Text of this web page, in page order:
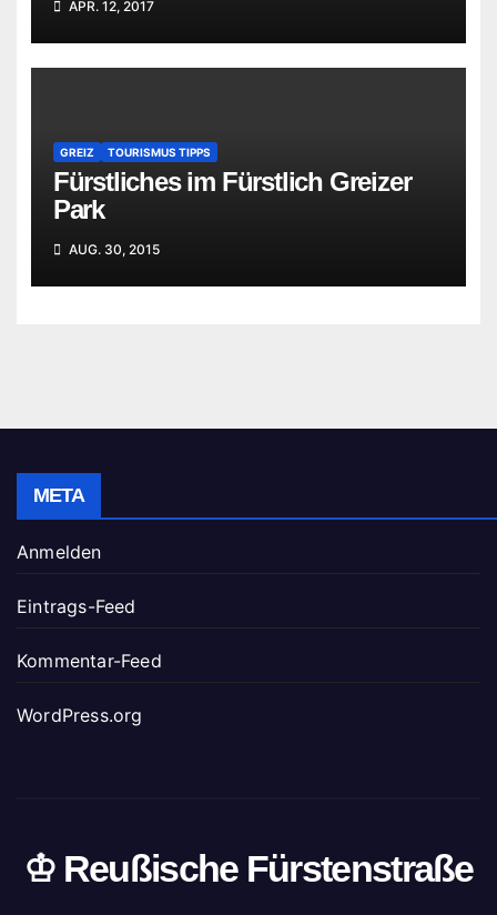
APR. 12, 2017
GREIZ TOURISMUS TIPPS
Fürstliches im Fürstlich Greizer
Park
AUG. 30, 2015
META
Anmelden
Eintrags-Feed
Kommentar-Feed
WordPress.org
♔ Reußische Fürstenstraße